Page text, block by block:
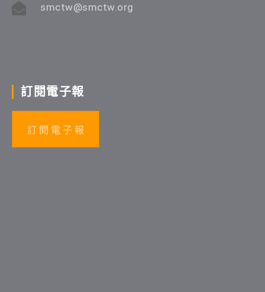
smctw@smctw.org
訂閱電子報
訂 閱 電 子 報